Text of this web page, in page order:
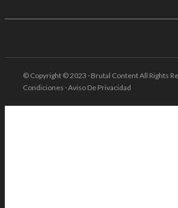
© Copyright © 2023 · Brutal Content All Rights
Condiciones · Aviso De Privacidad